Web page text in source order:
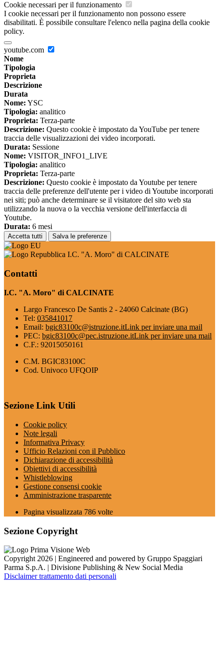
Cookie necessari per il funzionamento
I cookie necessari per il funzionamento non possono essere
disabilitati. È possibile consultare l'elenco nella pagina della cookie
policy.
youtube.com
Nome
Tipologia
Proprieta
Descrizione
Durata
Nome: YSC
Tipologia: analitico
Proprieta: Terza-parte
Descrizione: Questo cookie è impostato da YouTube per tenere
traccia delle visualizzazioni dei video incorporati.
Durata: Sessione
Nome: VISITOR_INFO1_LIVE
Tipologia: analitico
Proprieta: Terza-parte
Descrizione: Questo cookie è impostato da Youtube per tenere
traccia delle preferenze dell'utente per i video di Youtube incorporati
nei siti; può anche determinare se il visitatore del sito web sta
utilizzando la nuova o la vecchia versione dell'interfaccia di
Youtube.
Durata: 6 mesi
Accetta tutti Salva le preferenze
I.C. "A. Moro" di CALCINATE
Contatti
I.C. "A. Moro" di CALCINATE
Largo Francesco De Santis 2 - 24060 Calcinate (BG)
Tel: 035841017
Email: bgic83100c@istruzione.itLink per inviare una mail
PEC: bgic83100c@pec.istruzione.itLink per inviare una mail
C.F.: 92015050161
C.M. BGIC83100C
Cod. Univoco UFQOIP
Sezione Link Utili
Cookie policy
Note legali
Informativa Privacy
Ufficio Relazioni con il Pubblico
Dichiarazione di accessibilità
Obiettivi di accessibilità
Whistleblowing
Gestione consensi cookie
Amministrazione trasparente
Pagina visualizzata 786 volte
Sezione Copyright
Copyright 2026 | Engineered and powered by Gruppo Spaggiari
Parma S.p.A. | Divisione Publishing & New Social Media
Disclaimer trattamento dati personali